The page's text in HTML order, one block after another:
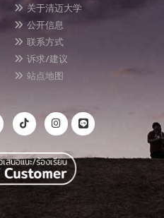
关于清迈大学
公开信息
联系方式
诉求/建议
站点地图